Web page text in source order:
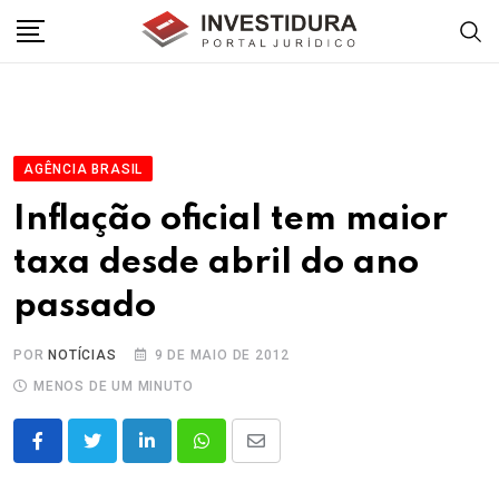
AGÊNCIA BRASIL
Inflação oficial tem maior
taxa desde abril do ano
passado
POR NOTÍCIAS
9 DE MAIO DE 2012
MENOS DE UM MINUTO
LinkedInWhatsappShare